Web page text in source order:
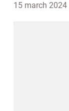
15 march 2024